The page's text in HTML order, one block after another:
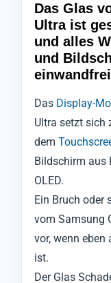
Das Glas
Ultra ist
und alles
und
Das Display-
Ultra setzt sich
dem
Bildschirm aus
OLED.
Ein Bruch oder
vom Samsung
vor, wenn
ist.
Der Glas